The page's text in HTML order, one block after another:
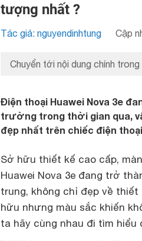
tượng nhất ?
Tác giả: nguyendinhtung Cập
Chuyển tới nội dung chính trong
Điện thoại Huawei Nova 3e
trường trong thời gian qua,
đẹp nhất trên chiếc điện
Sở hữu thiết kế cao cấp,
Huawei Nova 3e đang trở
trung, không chỉ đẹp về
hữu nhưng màu sắc khiến
ta hãy cùng nhau đi tìm hiểu